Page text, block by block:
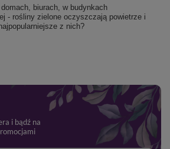
biurach, w budynkach
- rośliny zielone oczyszczają powietrze i
z nich?
i bądź na